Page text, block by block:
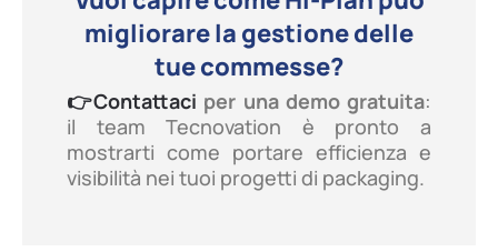
migliorare la gestione delle
tue commesse?
👉Contattaci per una demo gratuita:
il team Tecnovation è pronto a
mostrarti come portare efficienza e
visibilità nei tuoi progetti di packaging.